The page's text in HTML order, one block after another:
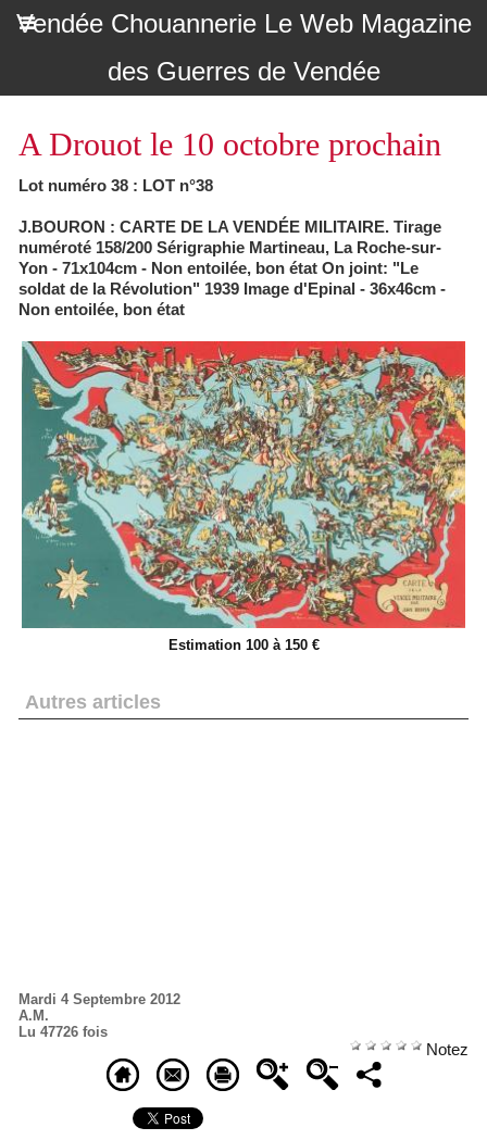
Vendée Chouannerie Le Web Magazine
des Guerres de Vendée
A Drouot le 10 octobre prochain
Lot numéro 38 : LOT n°38
J.BOURON : CARTE DE LA VENDÉE MILITAIRE. Tirage
numéroté 158/200 Sérigraphie Martineau, La Roche-sur-
Yon - 71x104cm - Non entoilée, bon état On joint: "Le
soldat de la Révolution" 1939 Image d'Epinal - 36x46cm -
Non entoilée, bon état
Estimation 100 à 150 €
Autres articles
Mardi 4 Septembre 2012
A.M.
Lu 47726 fois
Notez